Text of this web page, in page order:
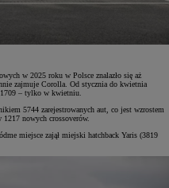
w 2025 roku w Polsce znalazło się aż
zajmuje Corolla. Od stycznia do kwietnia
1709 – tylko w kwietniu.
5744 zarejestrowanych aut, co jest wzrostem
nowych crossoverów.
miejsce zajął miejski hatchback Yaris (3819